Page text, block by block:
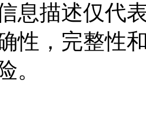
息描述仅代
性，完整性
。